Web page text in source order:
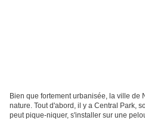
Bien que fortement urbanisée, la ville de
nature. Tout d'abord, il y a Central Park,
peut pique-niquer, s'installer sur une